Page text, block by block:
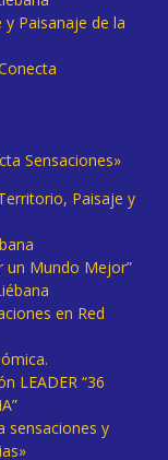
Paisanaje de la
Sensaciones»
Paisaje y
un Mundo Mejor”
en Red
LEADER “36
sensaciones y